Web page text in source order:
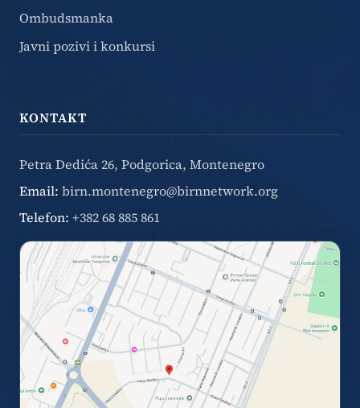
Ombudsmanka
Javni pozivi i konkursi
KONTAKT
Petra Dedića 26, Podgorica, Montenegro
Email: birn.montenegro@birnnetwork.org
Telefon: +382 68 885 861